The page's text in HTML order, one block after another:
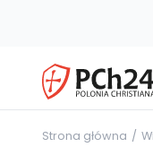
Strona główna